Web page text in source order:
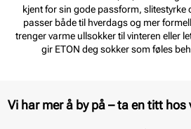
kjent for sin gode passform, slitestyrke
passer både til hverdags og mer
trenger varme ullsokker til vinteren eller
gir ETON deg sokker som føles
Vi har mer å by på – ta en titt